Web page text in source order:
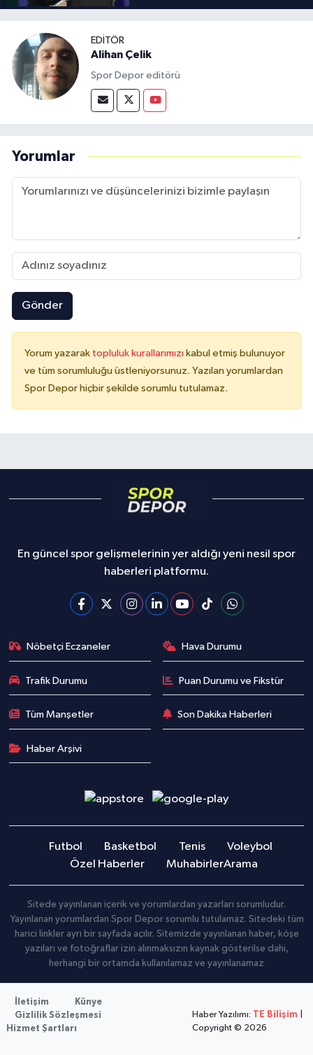
EDITÖR
Alihan Çelik
Spor Depor editörü
Yorumlar
Gönder
Yorum yazarak topluluk kurallarımızı kabul etmiş bulunuyor
ve tüm sorumluluğu üstleniyorsunuz. Yazılan yorumlardan
Spor Depor hiçbir şekilde sorumlu tutulamaz.
En güncel spor gelişmelerinin yer aldığı yeni nesil spor
haberleri platformu.
Nöbetçi Eczaneler Hava Durumu
Trafik Durumu Puan Durumu ve Fikstür
Tüm Manşetler Son Dakika Haberleri
Haber Arşivi
Futbol Basketbol Tenis
Voleybol
Özel Haberler
MuhabirlerArama
Sitede yayınlanan içerik ve yorumlardan yazarları sorumludur.
Yayınlanan yorumlardan Spor Depor sorumlu tutulamaz. Sitedeki tüm
harici linkler ayrı bir sayfada açılır. Sitemizde yayınlanan haber, köşe
yazıları ve fotoğraflar izin alınmaksızın kaynak gösterilse dahi,
herhangi bir ortamda kullanılamaz ve yayınlanamaz
İletişim
Künye
Gizlilik Sözleşmesi
Hizmet Şartları
Haber Yazılımı: TE Bilişim
Copyright © 2026